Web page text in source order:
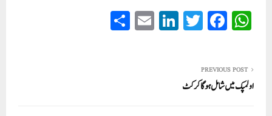
W
ha
A
pp
Fa
ce
ok
T
wi
r
Li
nk
E
m
PREVIOUS POST
اولمپک میں شامل ہوگا کرکٹ